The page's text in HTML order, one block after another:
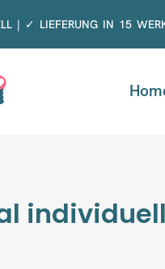
| ✓ LIEFERUNG IN 15
individuell